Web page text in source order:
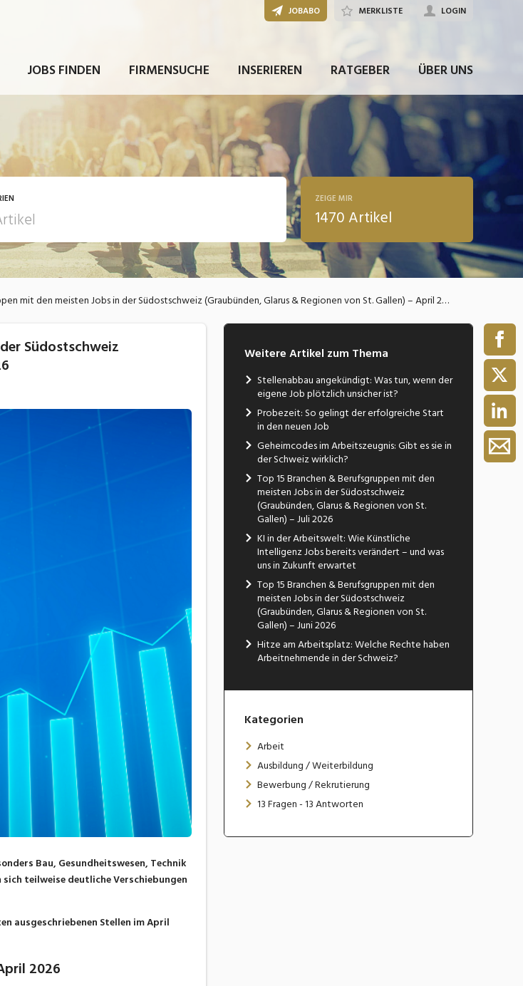
JOBS FINDEN FIRMENSUCHE INSERIEREN RATGEBER ÜBER UNS
JOBABO MERKLISTE LOGIN
Ausbildung / Weiterbildung
ZEIGE MIR
1470 Artikel
Top 15 Branchen & Berufsgruppen mit den meisten Jobs in der Südostschweiz (Graubünden, Glarus & Regionen von St. Gallen) – April 2026
Südostschweiz
Bau, Gesundheitswesen, Technik
teilweise deutliche Verschiebungen
ausgeschriebenen Stellen im April
2026
Weitere Artikel zum Thema
Stellenabbau angekündigt: Was tun, wenn der
eigene Job plötzlich unsicher ist?
Probezeit: So gelingt der erfolgreiche Start
in den neuen Job
Geheimcodes im Arbeitszeugnis: Gibt es sie in
der Schweiz wirklich?
Top 15 Branchen & Berufsgruppen mit den
meisten Jobs in der Südostschweiz
(Graubünden, Glarus & Regionen von St.
Gallen) – Juli 2026
KI in der Arbeitswelt: Wie Künstliche
Intelligenz Jobs bereits verändert – und was
uns in Zukunft erwartet
Top 15 Branchen & Berufsgruppen mit den
meisten Jobs in der Südostschweiz
(Graubünden, Glarus & Regionen von St.
Gallen) – Juni 2026
Hitze am Arbeitsplatz: Welche Rechte haben
Arbeitnehmende in der Schweiz?
Kategorien
Arbeit
Ausbildung / Weiterbildung
Bewerbung / Rekrutierung
13 Fragen - 13 Antworten